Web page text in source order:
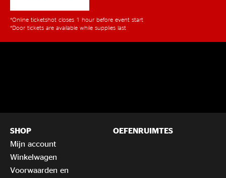
*Online ticketshot closes 1 hour before event start
*Door tickets are available while supplies last
SHOP
Mijn account
Winkelwagen
Voorwaarden en
OEFENRUIMTES